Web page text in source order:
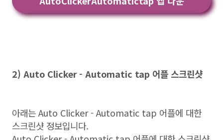
2) Auto Clicker - Automatic tap 어플 스크린샷
아래는 Auto Clicker - Automatic tap 어플에 대한
스크린샷 정보입니다.